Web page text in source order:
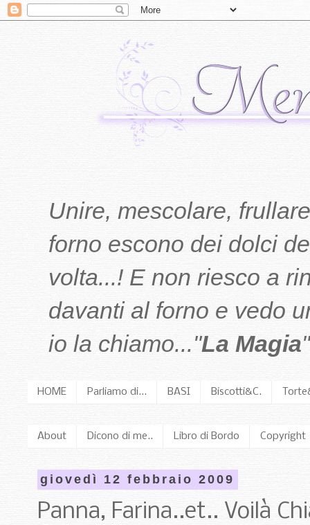
Unire, mescolare,
forno escono dei dolci
volta...! E non riesco a
davanti al forno e vedo
io la chiamo..."La Magia
HOME Parliamo di... BASI Biscotti&C.
About Dicono di me.. Libro di Bordo Copyright
giovedì 12 febbraio 2009
Panna, Farina..et.. Voilà